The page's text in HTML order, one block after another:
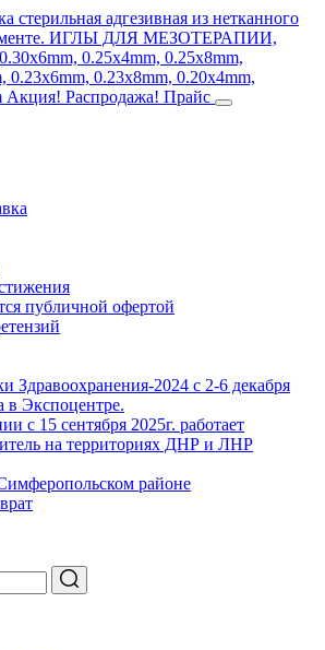
стерильная адгезивная из нетканного
ИГЛЫ ДЛЯ МЕЗОТЕРАПИИ,
0.25x4mm, 0.25x8mm,
0.23x6mm, 0.23x8mm, 0.20x4mm,
Акция! Распродажа! Прайс
публичной офертой
Здравоохранения-2024 с 2-6 декабря
в Экспоцентре.
с 15 сентября 2025г. работает
на территориях ДНР и ЛНР
районе